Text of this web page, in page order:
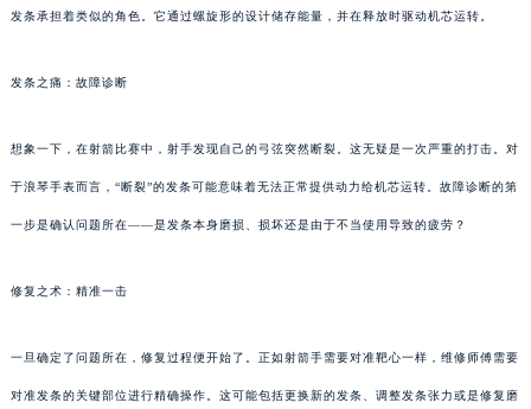
发条承担着类似的角色。它通过螺旋形的设计储存能量，并在释放时驱动机芯运转。
发条之痛：故障诊断
想象一下，在射箭比赛中，射手发现自己的弓弦突然断裂。这无疑是一次严重的打击。对
于浪琴手表而言，“断裂”的发条可能意味着无法正常提供动力给机芯运转。故障诊断的第
一步是确认问题所在——是发条本身磨损、损坏还是由于不当使用导致的疲劳？
修复之术：精准一击
一旦确定了问题所在，修复过程便开始了。正如射箭手需要对准靶心一样，维修师傅需要
对准发条的关键部位进行精确操作。这可能包括更换新的发条、调整发条张力或是修复磨